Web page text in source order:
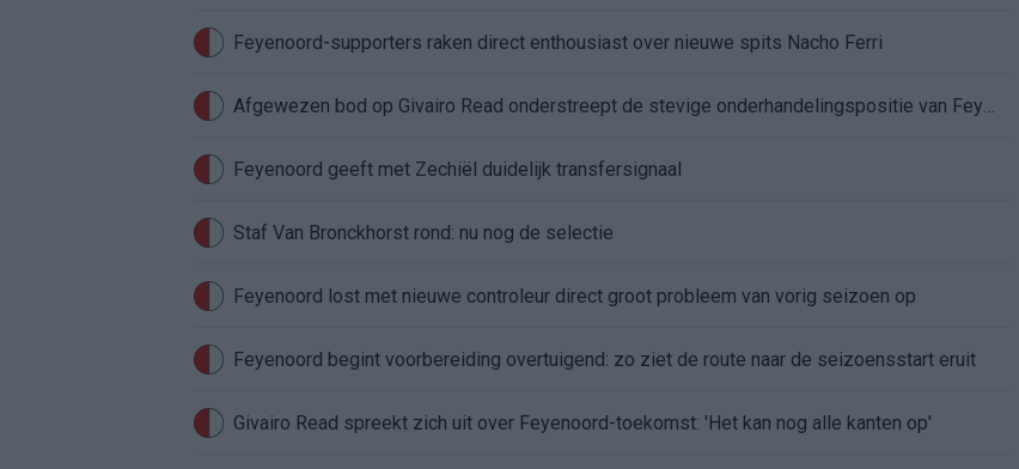
Feyenoord-supporters raken direct enthousiast over nieuwe spits Nacho Ferri
Feyenoord geeft met Zechiël duidelijk transfersignaal
Staf Van Bronckhorst rond: nu nog de selectie
Feyenoord lost met nieuwe controleur direct groot probleem van vorig seizoen op
Feyenoord begint voorbereiding overtuigend: zo ziet de route naar de seizoensstart eruit
Givairo Read spreekt zich uit over Feyenoord-toekomst: 'Het kan nog alle kanten op'